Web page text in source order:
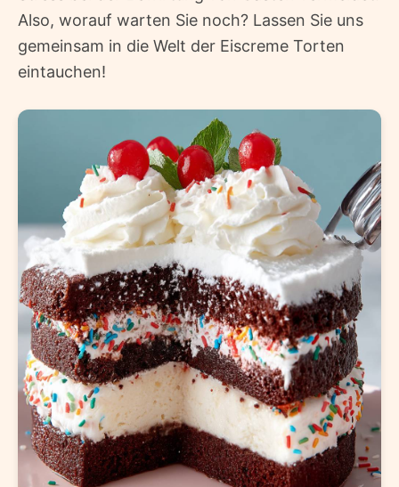
Also, worauf warten Sie noch? Lassen Sie uns
gemeinsam in die Welt der Eiscreme Torten
eintauchen!